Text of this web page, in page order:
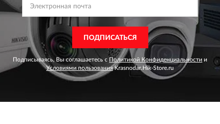
ПОДПИСАТЬСЯ
Подписываясь, Вы соглашаетесь с Политикой Конфиденциальности и
Условиями пользованияKrasnodar.Hik-Store.ru